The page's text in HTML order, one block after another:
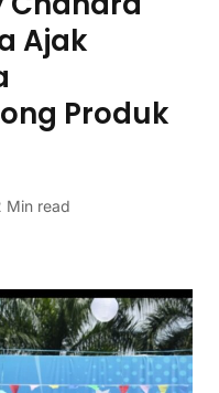
Ajak
Produk
Min read